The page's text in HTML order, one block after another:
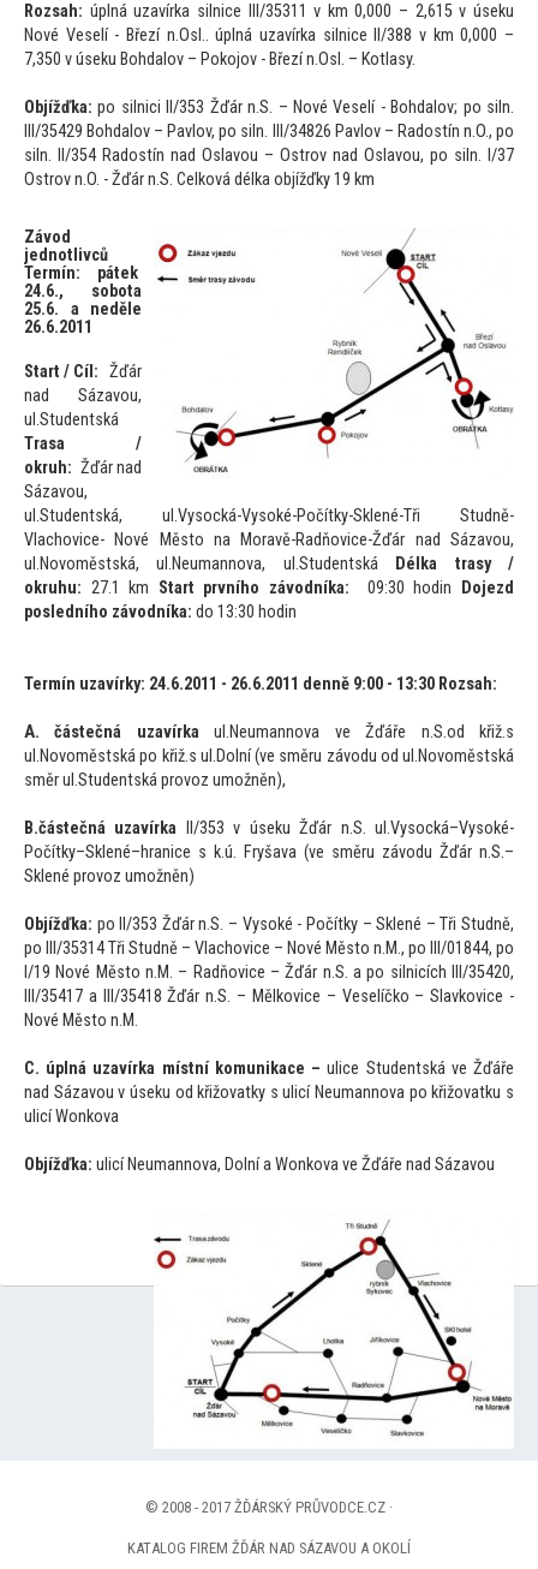
Rozsah: úplná uzavírka silnice III/35311 v km 0,000 – 2,615 v úseku
Nové Veselí - Březí n.Osl.. úplná uzavírka silnice II/388 v km 0,000 –
7,350 v úseku Bohdalov – Pokojov - Březí n.Osl. – Kotlasy.
Objížďka: po silnici II/353 Žďár n.S. – Nové Veselí - Bohdalov; po siln.
III/35429 Bohdalov – Pavlov, po siln. III/34826 Pavlov – Radostín n.O., po
siln. II/354 Radostín nad Oslavou – Ostrov nad Oslavou, po siln. I/37
Ostrov n.O. - Žďár n.S. Celková délka objížďky 19 km
Závod
jednotlivců
Termín: pátek
24.6., sobota
25.6. a neděle
26.6.2011
Start / Cíl: Žďár
nad Sázavou,
ul.Studentská
Trasa /
okruh: Žďár nad
Sázavou,
ul.Studentská, ul.Vysocká-Vysoké-Počítky-Sklené-Tři Studně-
Vlachovice- Nové Město na Moravě-Radňovice-Žďár nad Sázavou,
ul.Novoměstská, ul.Neumannova, ul.Studentská
Délka trasy /
okruhu: 27.1 km Start prvního závodníka: 09:30 hodin
Dojezd
posledního závodníka: do 13:30 hodin
Termín uzavírky: 24.6.2011 - 26.6.2011 denně 9:00 - 13:30 Rozsah:
A. částečná uzavírka ul.Neumannova ve Žďáře n.S.od křiž.s
ul.Novoměstská po křiž.s ul.Dolní (ve směru závodu od ul.Novoměstská
směr ul.Studentská provoz umožněn),
B.částečná uzavírka II/353 v úseku Žďár n.S. ul.Vysocká–Vysoké-
Počítky–Sklené–hranice s k.ú. Fryšava (ve směru závodu Žďár n.S.–
Sklené provoz umožněn)
Objížďka: po II/353 Žďár n.S. – Vysoké - Počítky – Sklené – Tři Studně,
po III/35314 Tři Studně – Vlachovice – Nové Město n.M., po III/01844, po
I/19 Nové Město n.M. – Radňovice – Žďár n.S. a po silnicích III/35420,
III/35417 a III/35418 Žďár n.S. – Mělkovice – Veselíčko – Slavkovice -
Nové Město n.M.
C. úplná uzavírka místní komunikace – ulice Studentská ve Žďáře
nad Sázavou v úseku od křižovatky s ulicí Neumannova po křižovatku s
ulicí Wonkova
Objížďka: ulicí Neumannova, Dolní a Wonkova ve Žďáře nad Sázavou
© 2008 - 2017 ŽĎÁRSKÝ PRŮVODCE.CZ ·
KATALOG FIREM ŽĎÁR NAD SÁZAVOU A OKOLÍ